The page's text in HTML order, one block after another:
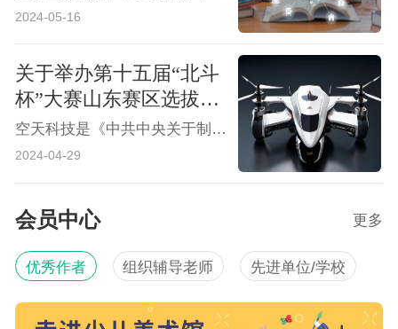
2024-05-16
关于举办第十五届“北斗
杯”大赛山东赛区选拔赛
的通知
空天科技是《中共中央关于制定国民经济和社会发展第十四个五年规划和二〇三五年远景目标的建议》指出的八大前沿领域之一。作为国家重大战略长期持续领先发展的需要，人才培养是根本保证。空间科技主题赛事是发现人才、培育人才的重要渠道。
2024-04-29
会员中心 更多
优秀作者 组织辅导老师 先进单位/学校